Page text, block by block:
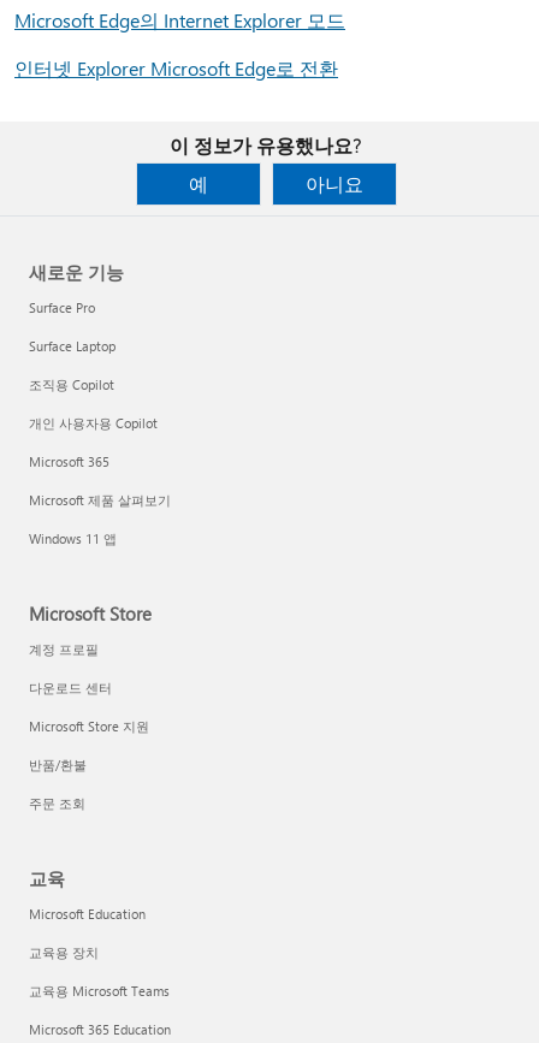
Microsoft Edge의 Internet Explorer 모드
인터넷 Explorer Microsoft Edge로 전환
이 정보가 유용했나요?
예
아니요
새로운 기능
Surface Pro
Surface Laptop
조직용 Copilot
개인 사용자용 Copilot
Microsoft 365
Microsoft 제품 살펴보기
Windows 11 앱
Microsoft Store
계정 프로필
다운로드 센터
Microsoft Store 지원
반품/환불
주문 조회
교육
Microsoft Education
교육용 장치
교육용 Microsoft Teams
Microsoft 365 Education